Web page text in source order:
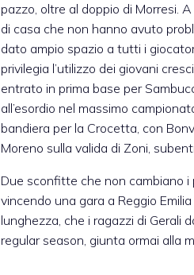
pazzo, oltre al doppio di Morresi.
di casa che non hanno avuto
dato ampio spazio a tutti i
privilegia l’utilizzo dei giovani
entrato in prima base per
all’esordio nel massimo
bandiera per la Crocetta, con
Moreno sulla valida di Zoni,
Due sconfitte che non cambiano i
vincendo una gara a Reggio
lunghezza, che i ragazzi di Gerali
regular season, giunta ormai alla